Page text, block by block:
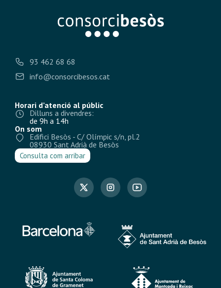
93 462 68 68
info@consorcibesos.cat
Horari d’atenció al públic
Dilluns a divendres:
de 9h a 14h
On som
Edifici Besòs - C/ Olímpic s/n, pl.2
08930 Sant Adrià de Besòs
Consulta com arribar